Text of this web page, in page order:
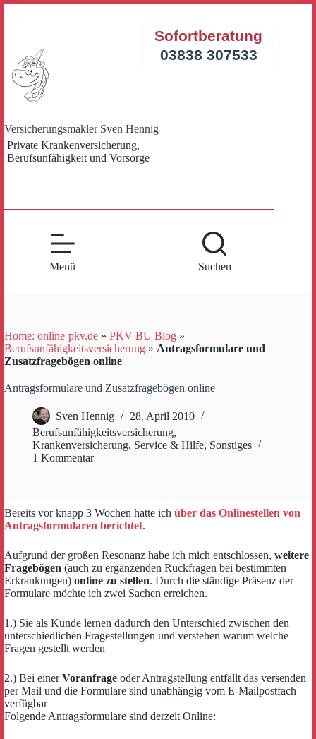
Versicherungsmakler Sven Hennig
Private Krankenversicherung,
Berufsunfähigkeit und Vorsorge
Sofortberatung
03838 307533
Menü Suchen
Home: online-pkv.de » PKV BU Blog »
Berufsunfähigkeitsversicherung » Antragsformulare und
Zusatzfragebögen online
Antragsformulare und Zusatzfragebögen online
Sven Hennig
28. April 2010
Berufsunfähigkeitsversicherung,
Krankenversicherung, Service & Hilfe, Sonstiges
1 Kommentar
Bereits vor knapp 3 Wochen hatte ich über das Onlinestellen von
Antragsformularen berichtet.
Aufgrund der großen Resonanz habe ich mich entschlossen, weitere
Fragebögen (auch zu ergänzenden Rückfragen bei bestimmten
Erkrankungen) online zu stellen. Durch die ständige Präsenz der
Formulare möchte ich zwei Sachen erreichen.
1.) Sie als Kunde lernen dadurch den Unterschied zwischen den
unterschiedlichen Fragestellungen und verstehen warum welche
Fragen gestellt werden
2.) Bei einerVoranfrage oder Antragstellung entfällt das versenden
per Mail und die Formulare sind unabhängig vom E-Mailpostfach
verfügbar
Folgende Antragsformulare sind derzeit Online: